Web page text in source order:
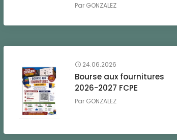
Par GONZALEZ
24.06.2026
Bourse aux fournitures
2026-2027 FCPE
Par GONZALEZ